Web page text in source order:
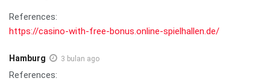
References:
https://casino-with-free-bonus.online-spielhallen.de/
Hamburg 3 bulan ago
References: